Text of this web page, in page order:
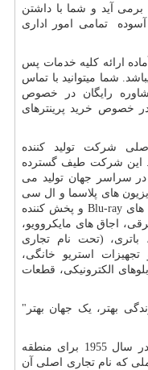
آید و شما با داشتن
آسوده تمامی امور اداری
ارائه کلیه خدمات پس
شما میتوانید با تماس
رایگان در خصوص
در خصوص خرید پرینترهای
شرکت تولید کننده
این شرکت طیف گسترده
سراسر جهان تولید می
های پلاسما و ال سی
Blu-rayو پخش کننده
اجاق های مایکروویو،
باتری، (تحت نام تجاری
استریو خانگی،
الکترونیکی، قطعات
بهتر، یک جهان بهتر"
در سال 1955 برای منطقه
ملی که نام تجاری اصلی آن